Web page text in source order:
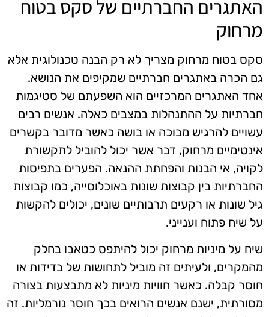
האתגרים החברתיים של סקס בטוח
מרחוק
סקס בטוח מרחוק מצריך לא רק הבנה טכנולוגית אלא
גם הכרה באתגרים חברתיים שמקיפים את הנושא.
אחד האתגרים המרכזיים הוא השפעתם של סטיגמות
חברתיות על ההתנהלות במצבים כאלה. אנשים רבים
עשויים להרגיש מבוכה או בושה כאשר מדובר בקשרים
אינטימיים מרחוק, דבר אשר יכול להוביל לתקשורת
לקויה, אי הבנות והפחתת ההנאה. הפערים בתפיסות
החברתיות בין קבוצות שונות באוכלוסייה, כמו קבוצות
גיל שונות או רקעים תרבותיים שונים, יכולים להקשות
על שיח פתוח וענייני.
שיח על מיניות מרחוק יכול להיתפס כטאבו בחלק
מהמקרים, ולעיתים זה מוביל לתחושות של בדידות או
חוסר קבלה. כאשר חוויות מיניות לא מתבצעות בצורה
מסורתית, ישנם אנשים הרואים בכך חוסר נורמליות. זה